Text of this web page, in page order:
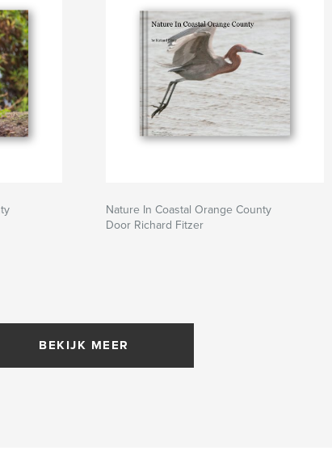
Nature In Coastal Orange County
Door Richard Fitzer
BEKIJK MEER